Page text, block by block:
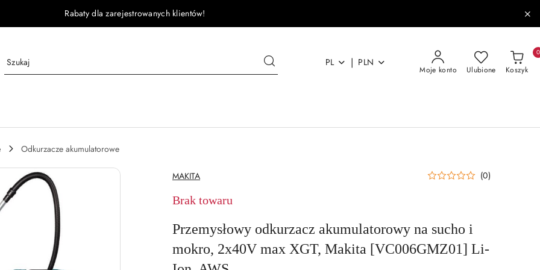
Rabaty dla zarejestrowanych klientów!
PL | PLN
Moje konto Ulubione Koszyk
0
Odkurzacze akumulatorowe
NAZWA
PRODUCENTA:
MAKITA (0)
Brak towaru
Przemysłowy odkurzacz akumulatorowy na sucho i
mokro, 2x40V max XGT, Makita [VC006GMZ01] Li-